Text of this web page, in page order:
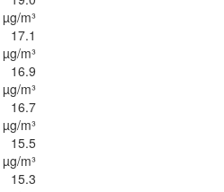
µg/m³
17.1
µg/m³
16.9
µg/m³
16.7
µg/m³
15.5
µg/m³
15.3